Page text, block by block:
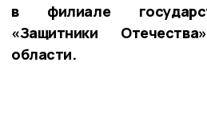
в филиале
«Защитники
области.